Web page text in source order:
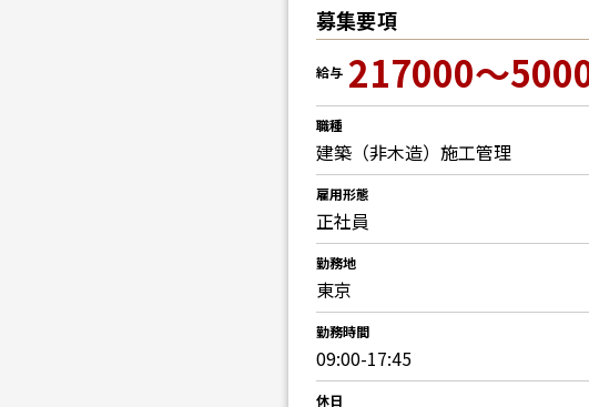
募集要項
給与 217000～
職種
建築（非木造）施工管理
雇用形態
正社員
勤務地
東京
勤務時間
09:00-17:45
休日